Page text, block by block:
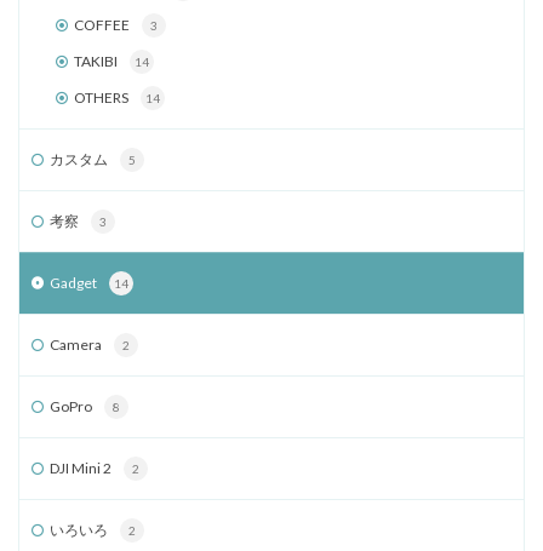
COFFEE 3
TAKIBI 14
OTHERS 14
カスタム 5
考察 3
Gadget 14
Camera 2
GoPro 8
DJI Mini 2 2
いろいろ 2